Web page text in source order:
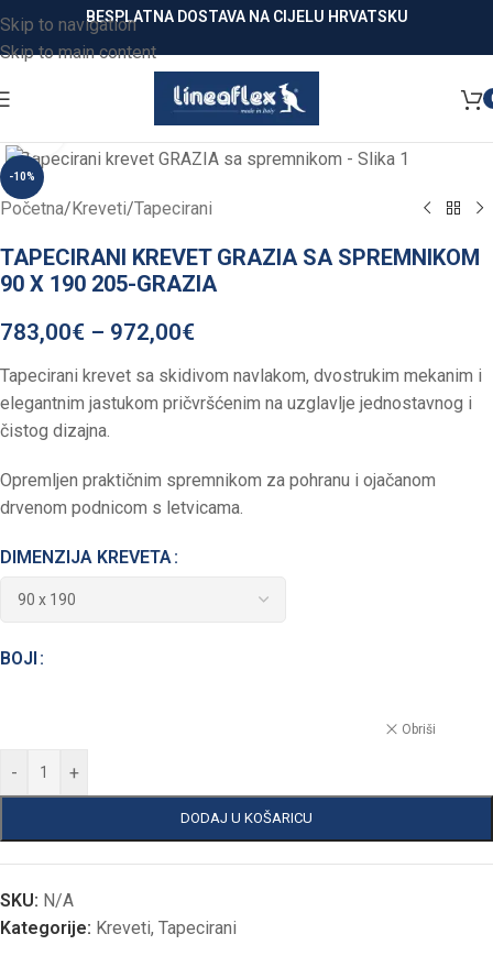
Skip to navigation
Skip to main content
BESPLATNA DOSTAVA NA CIJELU HRVATSKU
-10%
Click to enlarge
Početna/ Kreveti/Tapecirani
TAPECIRANI KREVET GRAZIA SA SPREMNIKOM
90 X 190 205-GRAZIA
783,00€ – 972,00€
Tapecirani krevet sa skidivom navlakom, dvostrukim mekanim i
elegantnim jastukom pričvršćenim na uzglavlje jednostavnog i
čistog dizajna.
Opremljen praktičnim spremnikom za pohranu i ojačanom
drvenom podnicom s letvicama.
DIMENZIJA KREVETA
BOJI
Obriši
- +
DODAJ U KOŠARICU
SKU: N/A
Kategorije: Kreveti, Tapecirani